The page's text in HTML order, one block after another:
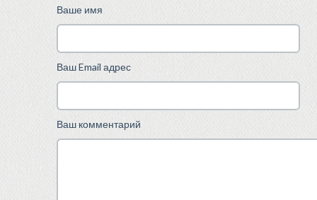
Ваше имя
Ваш Email адрес
Ваш комментарий